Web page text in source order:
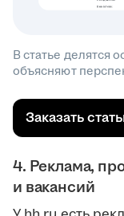
В статье делятся
объясняют
Заказать
4. Реклама,
и вакансий